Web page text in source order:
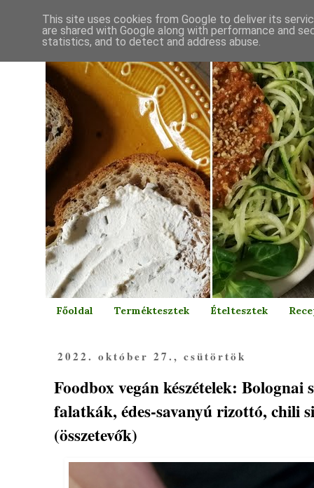
Főoldal Terméktesztek Ételtesztek
2022. október 27., csütörtök
Foodbox vegán készételek:
falatkák, édes-savanyú rizottó, chili
(összetevők)
This site uses cookies from Google to deliver its
are shared with Google along with performance and
statistics, and to detect and address abuse.